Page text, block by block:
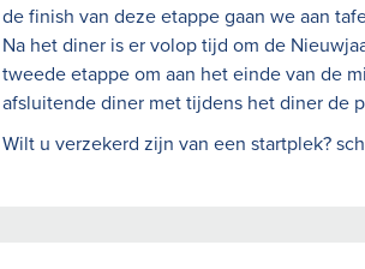
de finish van deze etappe gaan we aan
Na het diner is er volop tijd om de
tweede etappe om aan het einde van de
afsluitende diner met tijdens het diner de
Wilt u verzekerd zijn van een startplek?